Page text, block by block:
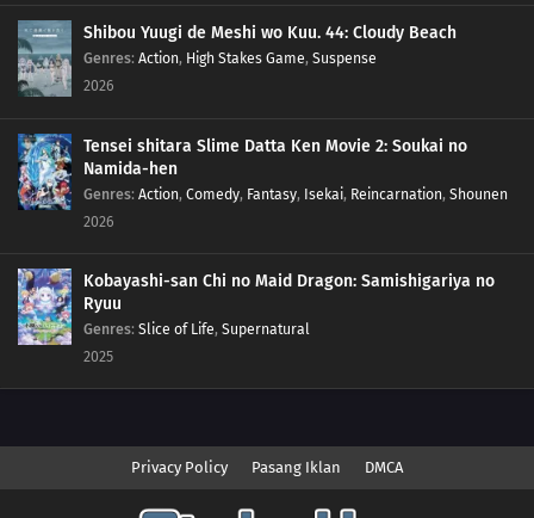
Shibou Yuugi de Meshi wo Kuu. 44: Cloudy Beach
Genres: Action, High Stakes Game, Suspense
2026
Tensei shitara Slime Datta Ken Movie 2: Soukai no
Namida-hen
Genres: Action, Comedy, Fantasy, Isekai, Reincarnation, Shounen
2026
Kobayashi-san Chi no Maid Dragon: Samishigariya no
Ryuu
Genres: Slice of Life, Supernatural
2025
Privacy Policy Pasang Iklan DMCA